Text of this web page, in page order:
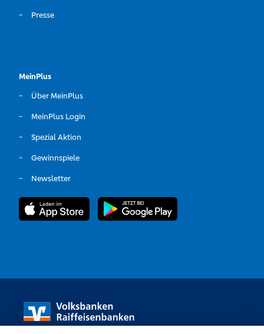
Presse
MeinPlus
Über MeinPlus
MeinPlus Login
Spezial Aktion
Gewinnspiele
Newsletter